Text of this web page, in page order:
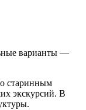
варианты —
старинным
экскурсий. В